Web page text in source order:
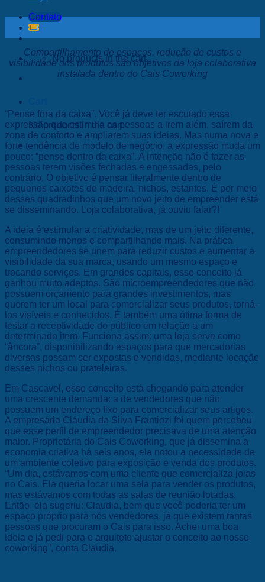
Contato
No products in the cart.
No products in the cart.
maio
Compartilhamento de espaços, redução de custos e
visibilidade dos produtos são objetivos da loja colaborativa
instalada dentro do Cais Coworking
“Pense fora da caixa”. Você já deve ter escutado essa
expressão que estimula as pessoas a irem além, saírem da
zona de conforto e ampliarem suas ideias. Mas numa nova e
forte tendência de modelo de negócio, a expressão muda um
pouco: “pense dentro da caixa”. A intenção não é fazer as
pessoas terem visões fechadas e engessadas, pelo
contrário. O objetivo é pensar literalmente dentro de
pequenos caixotes de madeira, nichos, estantes. É por meio
desses quadradinhos que um novo jeito de empreender está
se disseminando. Loja colaborativa, já ouviu falar?!
A ideia é estimular a criatividade, mas de um jeito diferente,
consumindo menos e compartilhando mais. Na prática,
empreendedores se unem para reduzir custos e aumentar a
visibilidade da sua marca, usando um mesmo espaço e
trocando serviços. Em grandes capitais, esse conceito já
ganhou muito adeptos. São microempreendedores que não
possuem orçamento para grandes investimentos, mas
querem ter um local para comercializar seus produtos, torná-
los visíveis e conhecidos. É também uma ótima forma de
testar a receptividade do público em relação a um
determinado item. Funciona assim: uma loja serve como
“âncora”, disponibilizando espaços para que mercadorias
diversas possam ser expostas e vendidas, mediante locação
desses nichos ou prateleiras.
Em Cascavel, esse conceito está chegando para atender
uma crescente demanda: a de vendedores que não
possuem um endereço fixo para comercializar seus artigos.
A empresária Cláudia da Silva Frantiozi foi quem percebeu
que esse perfil de empreendedor precisava de uma atenção
maior. Proprietária do Cais Coworking, que já dissemina a
economia criativa há seis anos, ela notou a necessidade de
um ambiente coletivo para exposição e venda dos produtos.
“Um dia, estávamos com uma cliente que comercializa joias
no Cais. Ela queria locar uma sala para vender os produtos,
mas estávamos com todas as salas de reunião lotadas.
Então, ela sugeriu: Claudia, bem que você poderia ter um
espaço próprio para nós vendedores, já que existem tantas
pessoas que procuram o Cais para isso. Achei uma boa
ideia e já pedi para o arquiteto ajustar o conceito ao nosso
coworking”, conta Claudia.